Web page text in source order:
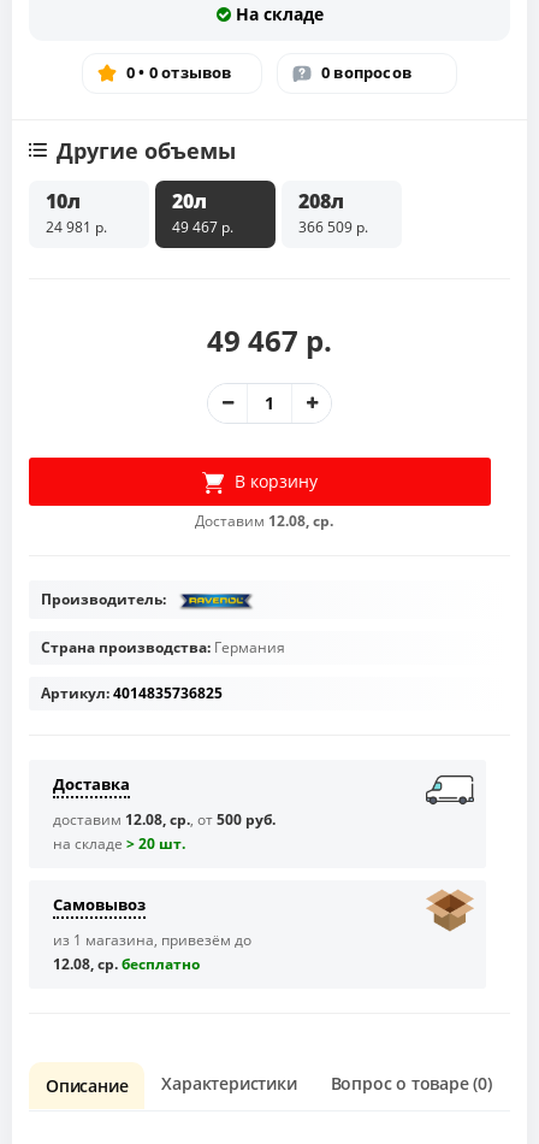
На складе
0 • 0 отзывов 0 вопросов
Другие объемы
10л
24 981 р.
20л
49 467 р.
208л
366 509 р.
49 467 р.
В корзину
Доставим 12.08, ср.
Производитель:
Страна производства: Германия
Артикул:4014835736825
Доставка
доставим 12.08, ср., от500 руб.
на складе > 20 шт.
Самовывоз
из 1 магазина, привезём до
12.08, ср.бесплaтно
Описание Характеристики Вопрос о товаре (0)